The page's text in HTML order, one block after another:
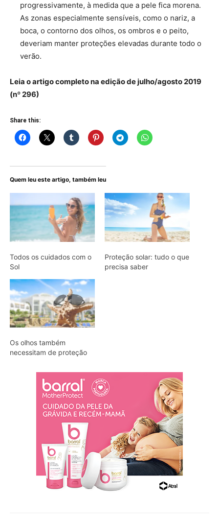
progressivamente, à medida que a pele fica morena.
As zonas especialmente sensíveis, como o nariz, a
boca, o contorno dos olhos, os ombros e o peito,
deveriam manter proteções elevadas durante todo o
verão.
Leia o artigo completo na edição de julho/agosto 2019
(nº 296)
Share this:
Quem leu este artigo, também leu
Todos os cuidados com o
Sol
Proteção solar: tudo o que
precisa saber
Os olhos também
necessitam de proteção